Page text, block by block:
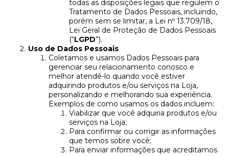
todas as disposições legais que regulem o
Tratamento de Dados Pessoais, incluindo,
porém sem se limitar, a Lei nº 13.709/18,
Lei Geral de Proteção de Dados Pessoais
(“LGPD”).
Uso de Dados Pessoais
Coletamos e usamos Dados Pessoais para
gerenciar seu relacionamento conosco e
melhor atendê-lo quando você estiver
adquirindo produtos e/ou serviços na Loja,
personalizando e melhorando sua experiência.
Exemplos de como usamos os dados incluem:
Viabilizar que você adquiria produtos e/ou
serviços na Loja;
Para confirmar ou corrigir as informações
que temos sobre você;
Para enviar informações que acreditamos